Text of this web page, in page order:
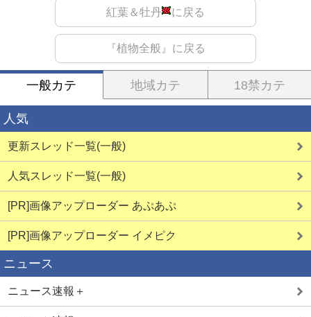
紅葉＆牡丹 に戻る
『植物全般』に戻る
一般カテ 地域カテ 18禁カテ
人気
更新スレッド一覧(一般)
人気スレッド一覧(一般)
[PR]画像アップローダー あぷあぷ
[PR]画像アップローダー イメピク
ニュース
ニュース速報＋